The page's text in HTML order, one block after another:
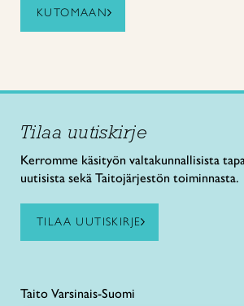
KUTOMAAN
Tilaa uutiskirje
Kerromme käsityön valtakunnallisista
uutisista sekä Taitojärjestön toiminnasta.
TILAA UUTISKIRJE
Taito Varsinais-Suomi